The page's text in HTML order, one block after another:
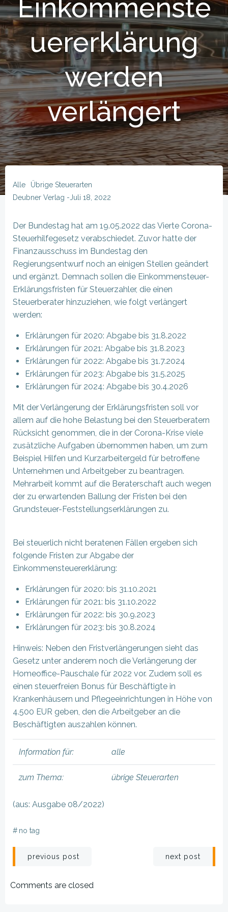
Einkommenste
uererklärung
werden
verlängert
Alle
Übrige Steuerarten
Deubner Verlag -Juli 18, 2022
Der Bundestag hat am 19.05.2022 das Vierte Corona-
Steuerhilfegesetz verabschiedet. Zuvor hatte der
Finanzausschuss im Bundestag den
Regierungsentwurf noch an einigen Stellen geändert
und ergänzt. Demnach sollen die Einkommensteuer-
Erklärungsfristen für Steuerzahler, die einen
Steuerberater hinzuziehen, wie folgt verlängert
werden:
Erklärungen für 2020: Abgabe bis 31.8.2022
Erklärungen für 2021: Abgabe bis 31.8.2023
Erklärungen für 2022: Abgabe bis 31.7.2024
Erklärungen für 2023: Abgabe bis 31.5.2025
Erklärungen für 2024: Abgabe bis 30.4.2026
Mit der Verlängerung der Erklärungsfristen soll vor
allem auf die hohe Belastung bei den Steuerberatern
Rücksicht genommen, die in der Corona-Krise viele
zusätzliche Aufgaben übernommen haben, um zum
Beispiel Hilfen und Kurzarbeitergeld für betroffene
Unternehmen und Arbeitgeber zu beantragen.
Mehrarbeit kommt auf die Beraterschaft auch wegen
der zu erwartenden Ballung der Fristen bei den
Grundsteuer-Feststellungserklärungen zu.
Bei steuerlich nicht beratenen Fällen ergeben sich
folgende Fristen zur Abgabe der
Einkommensteuererklärung:
Erklärungen für 2020: bis 31.10.2021
Erklärungen für 2021: bis 31.10.2022
Erklärungen für 2022: bis 30.9.2023
Erklärungen für 2023: bis 30.8.2024
Hinweis: Neben den Fristverlängerungen sieht das
Gesetz unter anderem noch die Verlängerung der
Homeoffice-Pauschale für 2022 vor. Zudem soll es
einen steuerfreien Bonus für Beschäftigte in
Krankenhäusern und Pflegeeinrichtungen in Höhe von
4.500 EUR geben, den die Arbeitgeber an die
Beschäftigten auszahlen können.
Information für: alle
zum Thema: übrige Steuerarten
(aus: Ausgabe 08/2022)
# no tag
Beitragsnavigation
previous post next post
Comments are closed